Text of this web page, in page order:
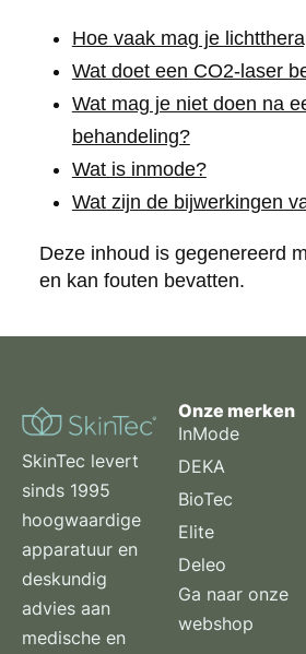
Hoe vaak mag je
Wat doet een CO2-laser
Wat mag je niet doen na
behandeling?
Wat is inmode?
Wat zijn de bijwerkingen
Deze inhoud is gegenereerd
en kan fouten bevatten.
SkinTec levert
sinds 1995
hoogwaardige
apparatuur en
deskundig
advies aan
medische en
Onze merken
InMode
DEKA
BioTec
Elite
Deleo
Ga naar onze
webshop